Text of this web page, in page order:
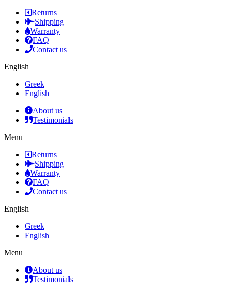
Returns
Shipping
Warranty
FAQ
Contact us
English
Greek
English
About us
Testimonials
Menu
Returns
Shipping
Warranty
FAQ
Contact us
English
Greek
English
Menu
About us
Testimonials